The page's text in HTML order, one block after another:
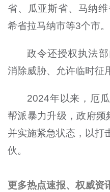
省、瓜亚斯省、马纳
希省拉马纳市等3个市。
政令还授权执法
消除威胁、允许临时征
2024年以来，厄
帮派暴力升级，政府频
并实施紧急状态，以打
伙。
更多热点速报、权威资